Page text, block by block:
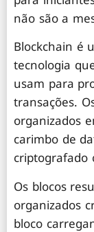
não são a
Blockchain é
tecnologia
usam para
transações.
organizados
carimbo de
criptografado
Os blocos
organizados
bloco